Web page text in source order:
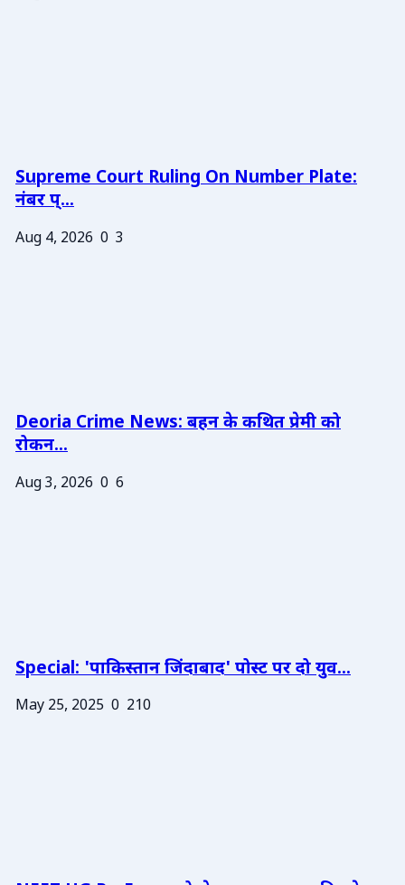
Supreme Court Ruling On Number Plate:
नंबर प्...
Aug 4, 2026 0 3
Deoria Crime News: बहन के कथित प्रेमी को
रोकन...
Aug 3, 2026 0 6
Special: 'पाकिस्तान जिंदाबाद' पोस्ट पर दो युव...
May 25, 2025 0 210